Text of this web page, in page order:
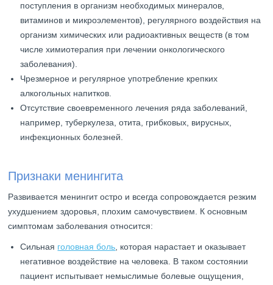
поступления в организм необходимых минералов,
витаминов и микроэлементов), регулярного воздействия на
организм химических или радиоактивных веществ (в том
числе химиотерапия при лечении онкологического
заболевания).
Чрезмерное и регулярное употребление крепких
алкогольных напитков.
Отсутствие своевременного лечения ряда заболеваний,
например, туберкулеза, отита, грибковых, вирусных,
инфекционных болезней.
Признаки менингита
Развивается менингит остро и всегда сопровождается резким
ухудшением здоровья, плохим самочувствием. К основным
симптомам заболевания относится:
Сильная головная боль, которая нарастает и оказывает
негативное воздействие на человека. В таком состоянии
пациент испытывает немыслимые болевые ощущения,